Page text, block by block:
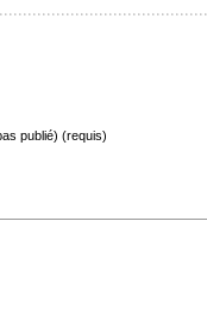
publié) (requis)